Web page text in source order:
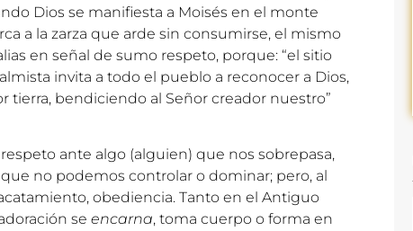
Dios se manifiesta a Moisés en el monte
a la zarza que arde sin consumirse, el mismo
en señal de sumo respeto, porque: “el sitio
invita a todo el pueblo a reconocer a Dios,
tierra, bendiciendo al Señor creador nuestro”
ante algo (alguien) que nos sobrepasa,
no podemos controlar o dominar; pero, al
obediencia. Tanto en el Antiguo
se encarna, toma cuerpo o forma en